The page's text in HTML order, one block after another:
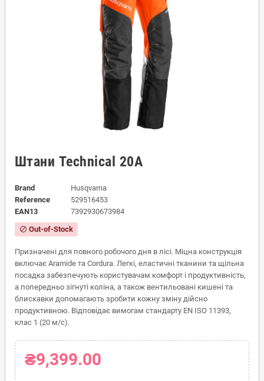
Штани Technical 20A
Brand
Husqvarna
Reference
529516453
EAN13
7392930673984
block Out-of-Stock
Призначені для повного робочого дня в лісі. Міцна конструкція
включає Aramide та Cordura. Легкі, еластичні тканини та щільна
посадка забезпечують користувачам комфорт і продуктивність,
а попередньо зігнуті коліна, а також вентильовані кишені та
блискавки допомагають зробити кожну зміну дійсно
продуктивною. Відповідає вимогам стандарту EN ISO 11393,
клас 1 (20 м/с).
₴9,399.00